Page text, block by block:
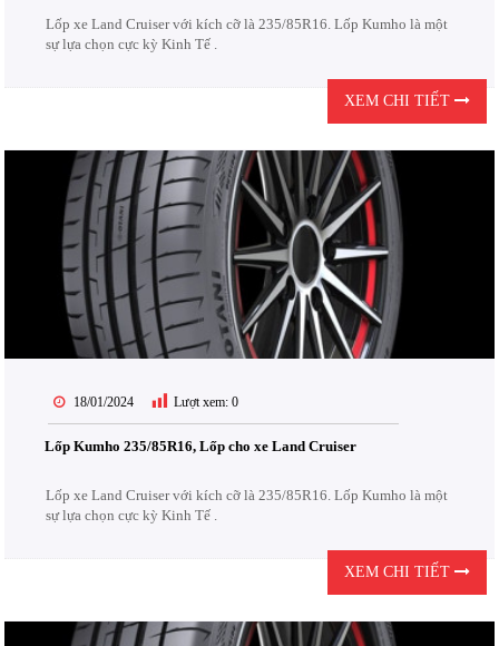
Lốp xe Land Cruiser với kích cỡ là 235/85R16. Lốp Kumho là một
sự lựa chọn cực kỳ Kinh Tế .
XEM CHI TIẾT
18/01/2024 Lượt xem: 0
Lốp Kumho 235/85R16, Lốp cho xe Land Cruiser
Lốp xe Land Cruiser với kích cỡ là 235/85R16. Lốp Kumho là một
sự lựa chọn cực kỳ Kinh Tế .
XEM CHI TIẾT